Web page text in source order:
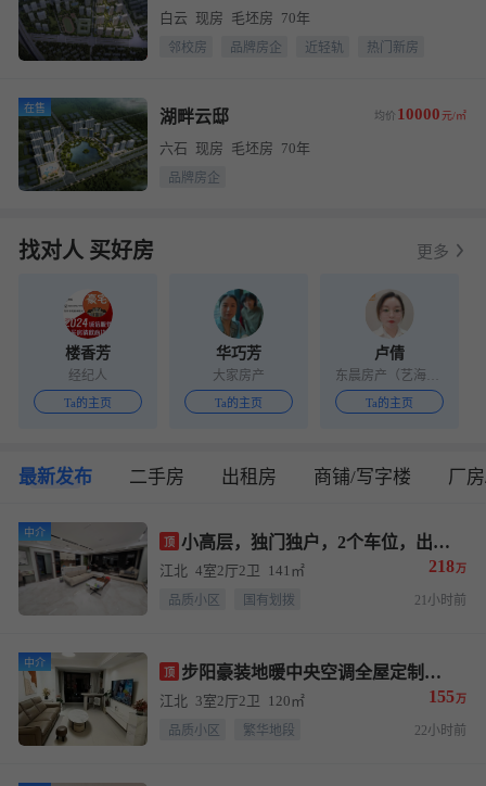
白云 现房 毛坯房 70年
邻校房 品牌房企 近轻轨 热门新房
在售 湖畔云邸 均价 10000元/㎡
六石 现房 毛坯房 70年
品牌房企
找对人 买好房 更多
楼香芳
经纪人
Ta的主页
华巧芳
大家房产
Ta的主页
卢倩
Ta的主页
最新发布 二手房 出租房 商铺/写字楼 厂
中介
顶 小高层，独门独户，2个车位，出售新城盛昱府4室2厅2卫141平米 售价218万
江北 4室2厅2卫 141㎡ 218万
品质小区 国有划拨 21小时前
中介
顶 步阳豪装地暖中央空调全屋定制产证99平实用120平155万含2个车位
江北 3室2厅2卫 120㎡ 155万
品质小区 繁华地段 22小时前